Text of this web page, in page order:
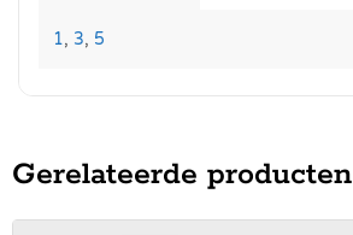
1, 3, 5
Gerelateerde producten